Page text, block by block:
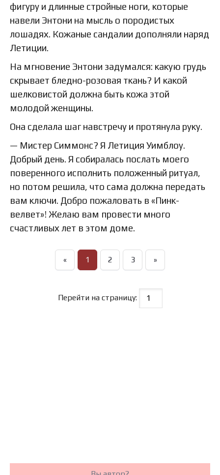
фигуру и длинные стройные ноги, которые
навели Энтони на мысль о породистых
лошадях. Кожаные сандалии дополняли наряд
Летиции.
На мгновение Энтони задумался: какую грудь
скрывает бледно-розовая ткань? И какой
шелковистой должна быть кожа этой
молодой женщины.
Она сделала шаг навстречу и протянула руку.
— Мистер Симмонс? Я Летиция Уимблоу.
Добрый день. Я собиралась послать моего
поверенного исполнить положенный ритуал,
но потом решила, что сама должна передать
вам ключи. Добро пожаловать в «Пинк-
велвет»! Желаю вам провести много
счастливых лет в этом доме.
« 1 2 3 »
Перейти на страницу: